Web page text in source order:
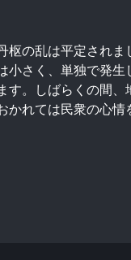
枢の乱は平定され
小さく、単独で発
す。しばらくの間
かれては民衆の心